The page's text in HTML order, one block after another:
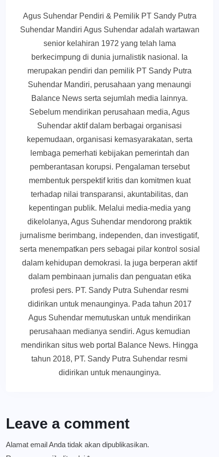
Agus Suhendar Pendiri & Pemilik PT Sandy Putra
Suhendar Mandiri Agus Suhendar adalah wartawan
senior kelahiran 1972 yang telah lama
berkecimpung di dunia jurnalistik nasional. Ia
merupakan pendiri dan pemilik PT Sandy Putra
Suhendar Mandiri, perusahaan yang menaungi
Balance News serta sejumlah media lainnya.
Sebelum mendirikan perusahaan media, Agus
Suhendar aktif dalam berbagai organisasi
kepemudaan, organisasi kemasyarakatan, serta
lembaga pemerhati kebijakan pemerintah dan
pemberantasan korupsi. Pengalaman tersebut
membentuk perspektif kritis dan komitmen kuat
terhadap nilai transparansi, akuntabilitas, dan
kepentingan publik. Melalui media-media yang
dikelolanya, Agus Suhendar mendorong praktik
jurnalisme berimbang, independen, dan investigatif,
serta menempatkan pers sebagai pilar kontrol sosial
dalam kehidupan demokrasi. Ia juga berperan aktif
dalam pembinaan jurnalis dan penguatan etika
profesi pers. PT. Sandy Putra Suhendar resmi
didirikan untuk menaunginya. Pada tahun 2017
Agus Suhendar memutuskan untuk mendirikan
perusahaan medianya sendiri. Agus kemudian
mendirikan situs web portal Balance News. Hingga
tahun 2018, PT. Sandy Putra Suhendar resmi
didirikan untuk menaunginya.
Leave a comment
Alamat email Anda tidak akan dipublikasikan.